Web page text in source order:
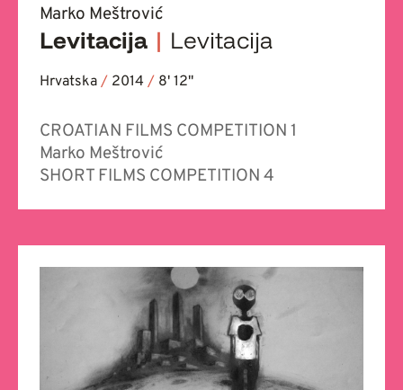
Marko Meštrović
Levitacija | Levitacija
Hrvatska / 2014 / 8' 12''
CROATIAN FILMS COMPETITION 1
Marko Meštrović
SHORT FILMS COMPETITION 4